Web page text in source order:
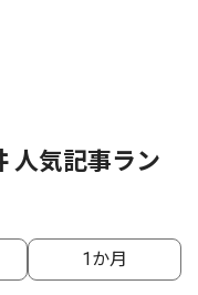
人気記事ラン
1か月